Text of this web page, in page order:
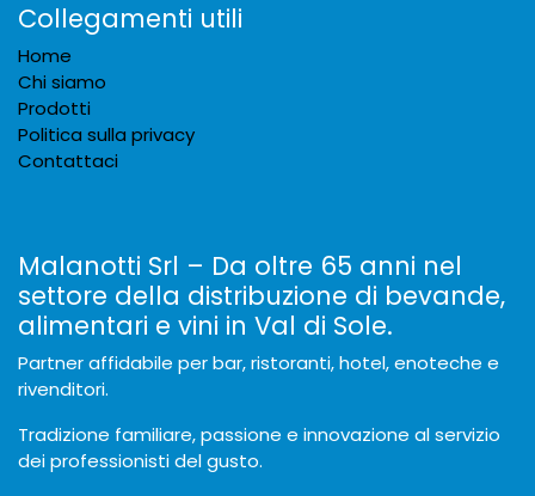
Collegamenti utili
Home
Chi siamo
Prodotti
Politica sulla privacy
Contattaci
Malanotti Srl – Da oltre 65 anni nel
settore della distribuzione di bevande,
alimentari e vini in Val di Sole.
Partner affidabile per bar, ristoranti, hotel, enoteche e
rivenditori.
Tradizione familiare, passione e innovazione al servizio
dei professionisti del gusto.